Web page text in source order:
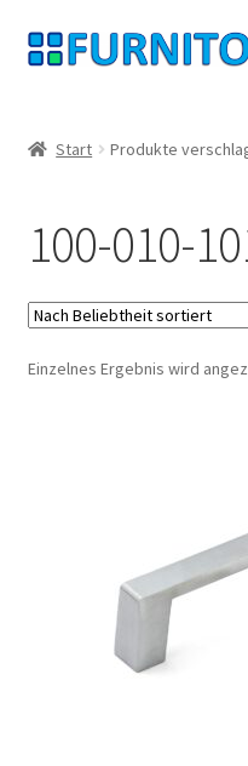
Zur
Navigation
Zum
Inhalt
Datenschutz
Widerrufsrecht
Kontakt
Start Produkte
100-010-
Einzelnes Ergebnis wird